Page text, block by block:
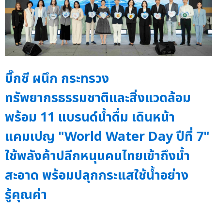
บิ๊กซี ผนึก กระทรวง
ทรัพยากรธรรมชาติและสิ่งแวดล้อม
พร้อม 11 แบรนด์น้ำดื่ม เดินหน้า
แคมเปญ "World Water Day ปีที่ 7"
ใช้พลังค้าปลีกหนุนคนไทยเข้าถึงน้ำ
สะอาด พร้อมปลุกกระแสใช้น้ำอย่าง
รู้คุณค่า